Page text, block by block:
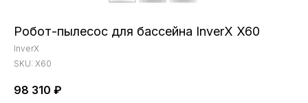
Робот-пылесос для бассейна InverX X60
InverX
SKU: X60
98 310 ₽